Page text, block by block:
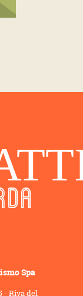
Spa
- Riva del